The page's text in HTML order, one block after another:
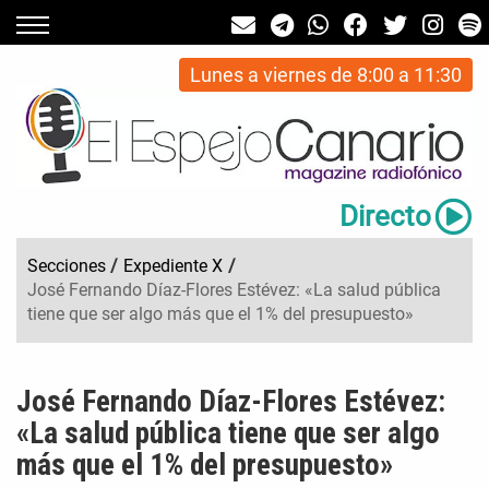
Lunes a viernes de 8:00 a 11:30
Directo
Secciones / Expediente X /
José Fernando Díaz-Flores Estévez: «La salud pública
tiene que ser algo más que el 1% del presupuesto»
José Fernando Díaz-Flores Estévez:
«La salud pública tiene que ser algo
más que el 1% del presupuesto»